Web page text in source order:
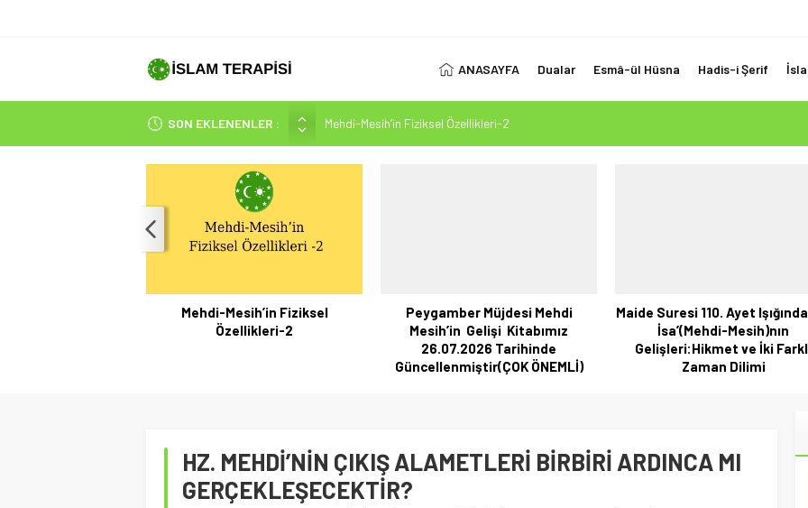
ANASAYFA Dualar Esmâ-ül Hüsna Hadis-i Şerif
SON EKLENENLER :
Mehdi-Mesih’in Fiziksel Özellikleri-2
Peygamber Müjdesi Mehdi Mesih’in Gelişi Kitabımız 26.07.2026 Tarihinde
Mehdi-Mesih’in Fiziksel
Özellikleri-2
Peygamber Müjdesi Mehdi
Mesih’in Gelişi Kitabımız
26.07.2026 Tarihinde
Güncellenmiştir(ÇOK ÖNEMLİ)
Maide Suresi 110. Ayet
İsa’(Mehdi-Mesih)nın
Gelişleri:Hikmet ve İki
Zaman Dilimi
HZ. MEHDİ’NİN ÇIKIŞ ALAMETLERİ BİRBİRİ ARDINCA MI
GERÇEKLEŞECEKTİR?